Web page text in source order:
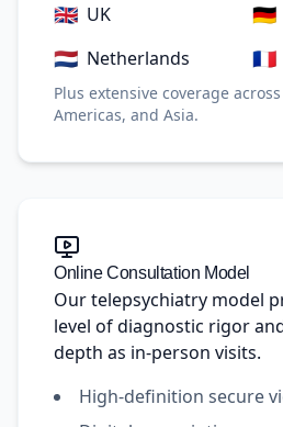
🇬🇧 UK 🇩🇪
🇳🇱 Netherlands 🇫🇷
Plus extensive coverage
Americas, and Asia.
Online Consultation Model
Our telepsychiatry model
level of diagnostic rigor
depth as in-person visits.
High-definition secure